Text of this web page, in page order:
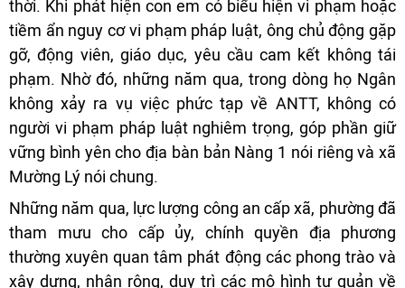
thời. Khi phát hiện con em có biểu hiện vi phạm hoặc
tiềm ẩn nguy cơ vi phạm pháp luật, ông chủ động gặp
gỡ, động viên, giáo dục, yêu cầu cam kết không tái
phạm. Nhờ đó, những năm qua, trong dòng họ Ngân
không xảy ra vụ việc phức tạp về ANTT, không có
người vi phạm pháp luật nghiêm trọng, góp phần giữ
vững bình yên cho địa bàn bản Nàng 1 nói riêng và xã
Mường Lý nói chung.
Những năm qua, lực lượng công an cấp xã, phường đã
tham mưu cho cấp ủy, chính quyền địa phương
thường xuyên quan tâm phát động các phong trào và
xây dựng, nhân rộng, duy trì các mô hình tự quản về